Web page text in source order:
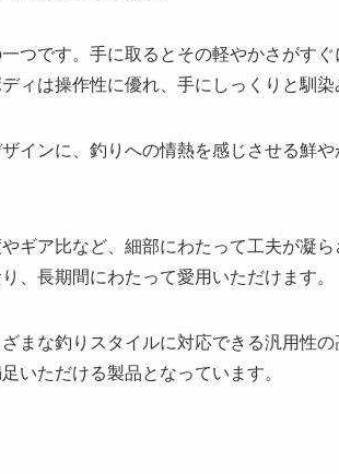
つです。手に取るとその軽やかさがす
ィは操作性に優れ、手にしっくりと馴染
インに、釣りへの情熱を感じさせる鮮
ギア比など、細部にわたって工夫が凝
、長期間にわたって愛用いただけます。
まな釣りスタイルに対応できる汎用性
いただける製品となっています。